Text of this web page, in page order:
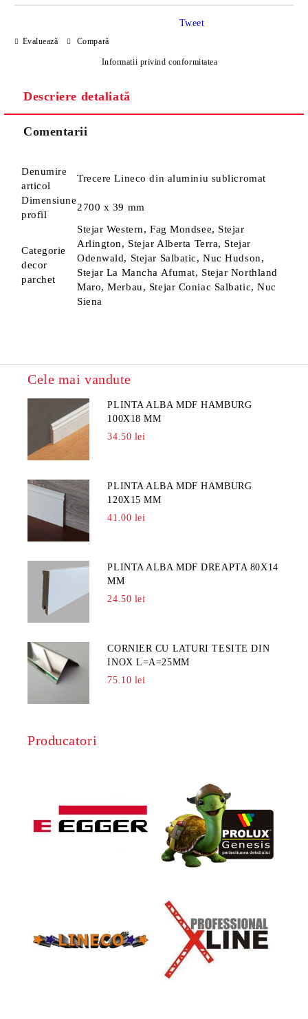
Sunt de acord cuPolitica de confidentialitate
Noi vă vom contacta pentru finalizarea comenzii.
Evaluează Compară
Informatii privind conformitatea
Tweet
Descriere detaliată
Comentarii
Denumire
articol
Trecere Lineco din aluminiu sublicromat
Dimensiune
profil
2700 x 39 mm
Categorie
decor
parchet
Stejar Western, Fag Mondsee, Stejar
Arlington, Stejar Alberta Terra, Stejar
Odenwald, Stejar Salbatic, Nuc Hudson,
Stejar La Mancha Afumat, Stejar Northland
Maro, Merbau, Stejar Coniac Salbatic, Nuc
Siena
Cele mai vandute
PLINTA ALBA MDF HAMBURG
100X18 MM
34.50 lei
PLINTA ALBA MDF HAMBURG
120X15 MM
41.00 lei
PLINTA ALBA MDF DREAPTA 80X14
MM
24.50 lei
CORNIER CU LATURI TESITE DIN
INOX L=A=25MM
75.10 lei
Producatori